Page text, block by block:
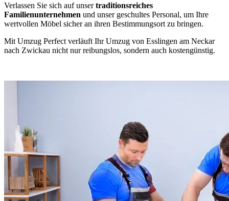
Verlassen Sie sich auf unsertraditionsreiches
Familienunternehmen und unser geschultes Personal, um Ihre
wertvollen Möbel sicher an ihren Bestimmungsort zu bringen.
Mit Umzug Perfect verläuft Ihr Umzug von Esslingen am Neckar
nach Zwickau nicht nur reibungslos, sondern auch kostengünstig.